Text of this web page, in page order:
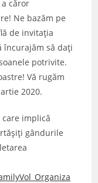
căror
Ne bazăm pe
de invitația
încurajăm să dați
potrivite.
Vă rugăm
2020.
implică
gândurile